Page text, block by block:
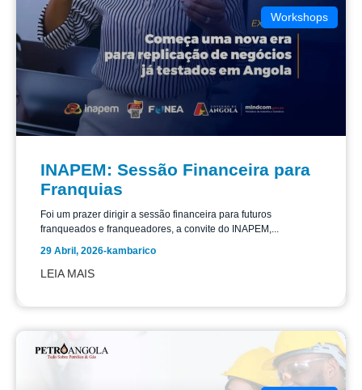
Workshops
INAPEM: Sessão Financeira para
Franquias
Foi um prazer dirigir a sessão financeira para futuros
franqueados e franqueadores, a convite do INAPEM,...
29 Abril, 2026-kambarico
LEIA MAIS